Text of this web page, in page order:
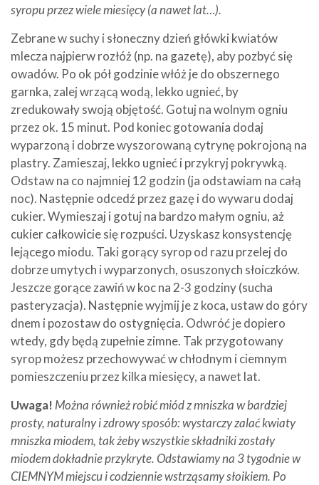
syropu przez wiele miesięcy (a nawet lat…).
Zebrane w suchy i słoneczny dzień główki kwiatów
mlecza najpierw rozłóż (np. na gazetę), aby pozbyć się
owadów. Po ok pół godzinie włóż je do obszernego
garnka, zalej wrzącą wodą, lekko ugnieć, by
zredukowały swoją objętość. Gotuj na wolnym ogniu
przez ok. 15 minut. Pod koniec gotowania dodaj
wyparzoną i dobrze wyszorowaną cytrynę pokrojoną na
plastry. Zamieszaj, lekko ugnieć i przykryj pokrywką.
Odstaw na co najmniej 12 godzin (ja odstawiam na całą
noc). Następnie odcedź przez gazę i do wywaru dodaj
cukier. Wymieszaj i gotuj na bardzo małym ogniu, aż
cukier całkowicie się rozpuści. Uzyskasz konsystencję
lejącego miodu. Taki gorący syrop od razu przelej do
dobrze umytych i wyparzonych, osuszonych słoiczków.
Jeszcze gorące zawiń w koc na 2-3 godziny (sucha
pasteryzacja). Następnie wyjmij je z koca, ustaw do góry
dnem i pozostaw do ostygnięcia. Odwróć je dopiero
wtedy, gdy będą zupełnie zimne. Tak przygotowany
syrop możesz przechowywać w chłodnym i ciemnym
pomieszczeniu przez kilka miesięcy, a nawet lat.
Uwaga! Można również robić miód z mniszka w bardziej
prosty, naturalny i zdrowy sposób: wystarczy zalać kwiaty
mniszka miodem, tak żeby wszystkie składniki zostały
miodem dokładnie przykryte. Odstawiamy na 3 tygodnie w
CIEMNYM miejscu i codziennie wstrząsamy słoikiem. Po